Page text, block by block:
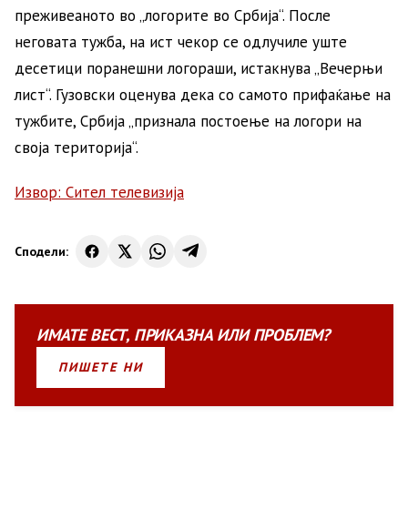
преживеаното во „логорите во Србија“. После
неговата тужба, на ист чекор се одлучиле уште
десетици поранешни логораши, истакнува „Вечерњи
лист“. Гузовски оценува дека со самото прифаќање на
тужбите, Србија „признала постоење на логори на
своја територија“.
Извор: Сител телевизија
Сподели:
ИМАТЕВЕСТ, ПРИКАЗНАИЛИПРОБЛЕМ?
ПИШЕТЕ НИ